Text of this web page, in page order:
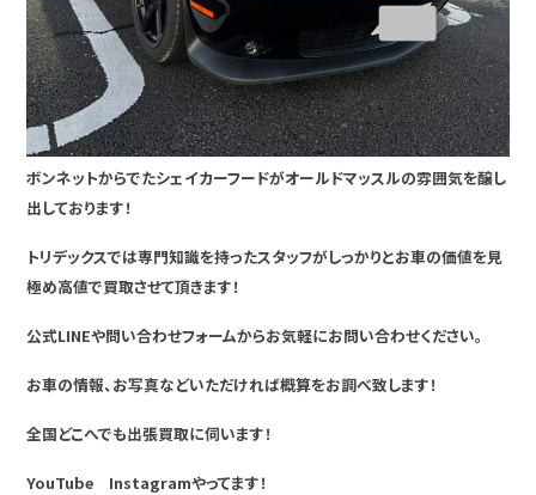
ボンネットからでたシェイカーフードがオールドマッスルの雰囲気を醸し
出しております！
トリデックスでは専門知識を持ったスタッフがしっかりとお車の価値を見
極め高値で買取させて頂きます！
公式LINEや問い合わせフォームからお気軽にお問い合わせください。
お車の情報、お写真などいただければ概算をお調べ致します！
全国どこへでも出張買取に伺います！
YouTube Instagramやってます！